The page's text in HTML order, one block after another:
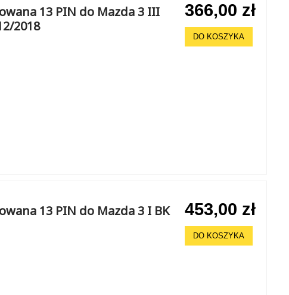
13 PIN do Mazda 3 III
2018
366,00 zł
DO KOSZYKA
13 PIN do Mazda 3 I BK
453,00 zł
DO KOSZYKA